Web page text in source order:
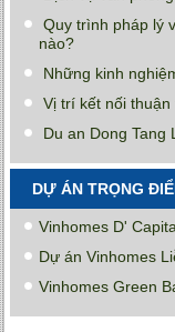
Quy trình pháp lý
nào?
Những kinh
Vị trí kết nối
Du an Dong Tang
DỰ ÁN TRỌNG
Vinhomes D'
Dự án Vinhomes
Vinhomes Green